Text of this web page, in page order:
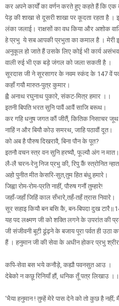
कर अपने कार्यों का वर्णन करते हुए कहते हैं कि एक
पेड़ की शाखा से दूसरी शाखा पर कूदता रहता है
लंका जलाई। राक्षसों का वध किया और अशोक
हे प्रभु ये सब आपकी प्रभुता का कमाल है । मेरी
अनुकूल हो जाते हैं उसके लिए कोई भी कार्य
वाली रुई भी एक बड़े जंगल को जला सकती है ।
सूरदास जी ने सूरसागर के नवम स्कंद के 147 वें
कहाँ गयौ मारुत-पुत्र कुमार।
ह्वै अनाथ रघुनाथ पुकारे, संकट-मित्र हमार ।।
इतनी बिपति भरत सुनि पावैं आवैं साजि बरूथ।
कर गहि धनुष जगत कौं जीतैं, कितिक निसाचर
नाहिं न और बियौ कोउ समरथ, जाहि पठावौं दूत।
को अब है पौरुष दिखरावै, बिना पौन के पूत?
इतनौ वचन स्त्र वन सुनि हरष्यौ, फूल्यौ अंग न मात।
लै-लै चरन-रेनु निज प्रभु की, रिपु कैं स्त्रोनित
अहो पुनीत मीत केसरि-सुत,तुम हित बंधु हमारे।
जिह्वा रोम-रोम-प्रति नाहीं, पौरुष गनौं तुम्हारे!
जहाँ-जहाँ जिहिं काल सँभारे,तहँ-तहँ त्रास निवारे।
सूर सहाइ कियौ बन बसि कै, बन-बिपदा दुख
यह पद लक्ष्मण जी को शक्ति लगने के उपरांत की
जी संजीवनी बूटी ढूंढ़ने के बजाय पूरा पर्वत ही
हैं । हनुमान जी की सेवा के अधीन होकर प्रभु
कपि-सेवा बस भये कनौड़े, कह्यौ पवनसुत आउ ।
देबेको न कछू रिनियाँ हौं, धनिक तूँ पत्र लिखाउ
‘भैया हनुमान ! तुम्हें मेरे पास देने को तो कुछ है